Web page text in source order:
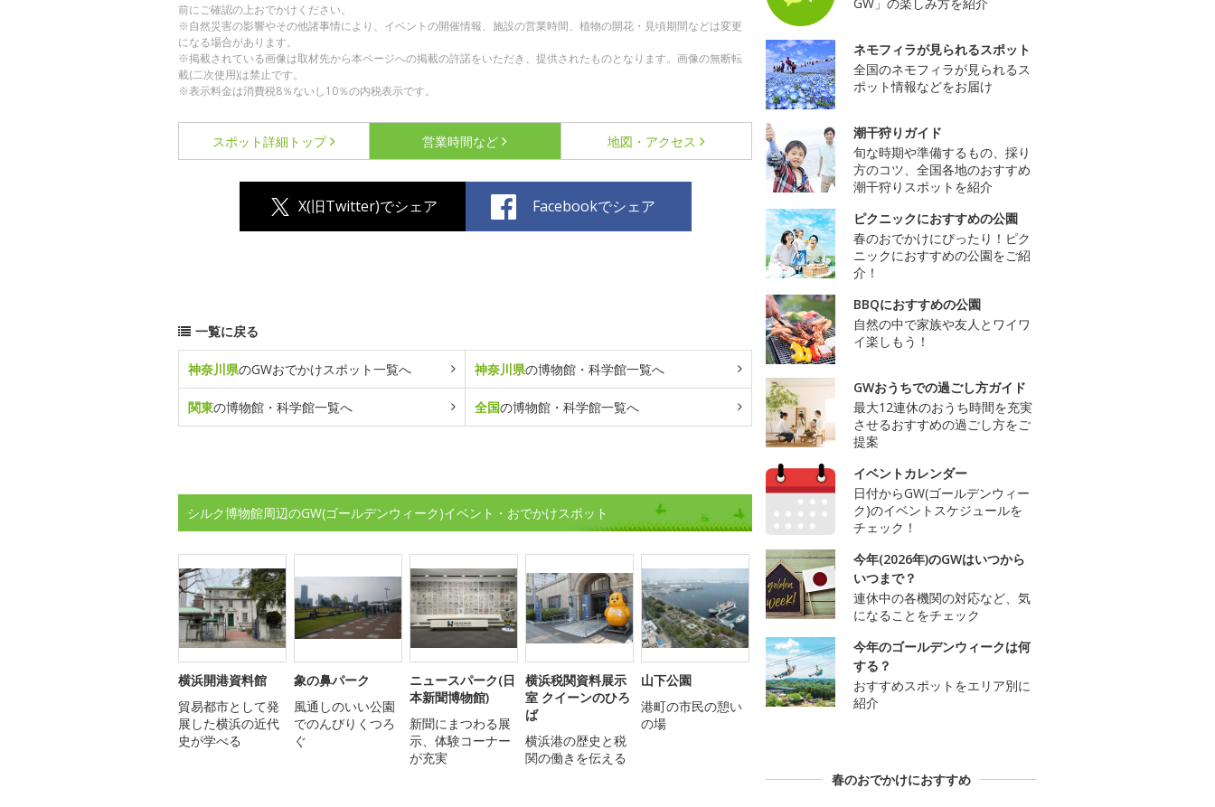
前にご確認の上おでかけください。
※自然災害の影響やその他諸事情により、イベントの開催情報、施設の営業時間、植物の開花・見頃期間などは変更
になる場合があります。
※掲載されている画像は取材先から本ページへの掲載の許諾をいただき、提供されたものとなります。画像の無断転
載(二次使用)は禁止です。
※表示料金は消費税8％ないし10％の内税表示です。
スポット詳細 トップ 営業時間など 地図・アクセス
X(旧Twitter)でシェア Facebookでシェア
一覧に戻る
神奈川県のGWおでかけスポット一覧へ 神奈川県の博物館・科学館一覧へ
関東の博物館・科学館一覧へ 全国の博物館・科学館一覧へ
シルク博物館周辺のGW(ゴールデンウィーク)イベント・おでかけスポット
横浜開港資料館
貿易都市として発
展した横浜の近代
史が学べる
象の鼻パーク
風通しのいい公園
でのんびりくつろ
ぐ
ニュースパーク(日
本新聞博物館)
新聞にまつわる展
示、体験コーナー
が充実
横浜税関資料展示
室 クイーンのひろ
ば
横浜港の歴史と税
関の働きを伝える
山下公園
港町の市民の憩い
の場
ネモフィラが見られるスポット
全国のネモフィラが見られるス
ポット情報などをお届け
潮干狩りガイド
旬な時期や準備するもの、採り
方のコツ、全国各地のおすすめ
潮干狩りスポットを紹介
ピクニックにおすすめの公園
春のおでかけにぴったり！ピク
ニックにおすすめの公園をご紹
介！
BBQにおすすめの公園
自然の中で家族や友人とワイワ
イ楽しもう！
GWおうちでの過ごし方ガイド
最大12連休のおうち時間を充実
させるおすすめの過ごし方をご
提案
イベントカレンダー
日付からGW(ゴールデンウィー
ク)のイベントスケジュールを
チェック！
今年(2026年)のGWはいつから
いつまで？
連休中の各機関の対応など、気
になることをチェック
今年のゴールデンウィークは何
する？
おすすめスポットをエリア別に
紹介
春のおでかけにおすすめ